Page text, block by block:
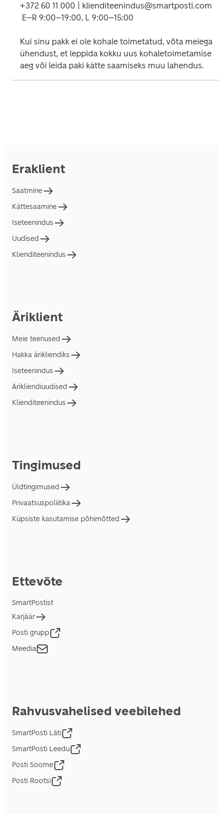
+372 60 11 000 | klienditeenindus@smartposti.com
E–R 9:00–19:00, L 9:00–15:00
Kui sinu pakk ei ole kohale toimetatud, võta meiega
ühendust, et leppida kokku uus kohaletoimetamise
aeg või leida paki kätte saamiseks muu lahendus.
Eraklient
Saatmine
Kättesaamine
Iseteenindus
Uudised
Klienditeenindus
Äriklient
Meie teenused
Hakka ärikliendiks
Iseteenindus
Ärikliendiuudised
Klienditeenindus
Tingimused
Üldtingimused
Privaatsuspoliitika
Küpsiste kasutamise põhimõtted
Ettevõte
SmartPostist
Karjäär
Posti grupp
Meedia
Rahvusvahelised veebilehed
SmartPosti Läti
SmartPosti Leedu
Posti Soome
Posti Rootsi